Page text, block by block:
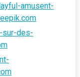
amusent-
sur-des-